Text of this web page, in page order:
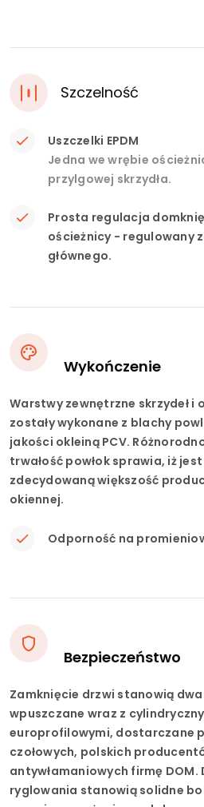
Szczelność
Uszczelki EPDM
Jedna we wrębie
przylgowej skrzydła.
Prosta regulacja
ościeżnicy - regulowany
głównego.
Wykończenie
Warstwy zewnętrzne skrzydeł i
zostały wykonane z blachy
jakości okleiną PCV.
trwałość powłok sprawia, iż
zdecydowaną większość
okiennej.
Odporność na
Bezpieczeństwo
Zamknięcie drzwi stanowią
wpuszczane wraz z
europrofilowymi, dostarczane
czołowych, polskich
antywłamaniowych firmę DOM.
ryglowania stanowią solidne